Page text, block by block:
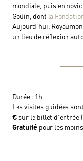
mondiale, puis en
Goüin, dont la
Aujourd’hui,
un lieu de réflexion
Durée : 1h
Les visites guidées
€ sur le billet d’entrée (
Gratuité pour les